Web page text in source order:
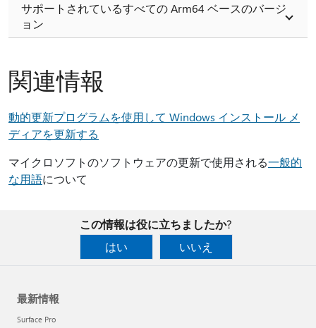
サポートされているすべての Arm64 ベースのバージ
ョン
関連情報
動的更新プログラムを使用して Windows インストール メ
ディアを更新する
マイクロソフトのソフトウェアの更新で使用される一般的
な用語について
この情報は役に立ちましたか?
はい
いいえ
最新情報
Surface Pro